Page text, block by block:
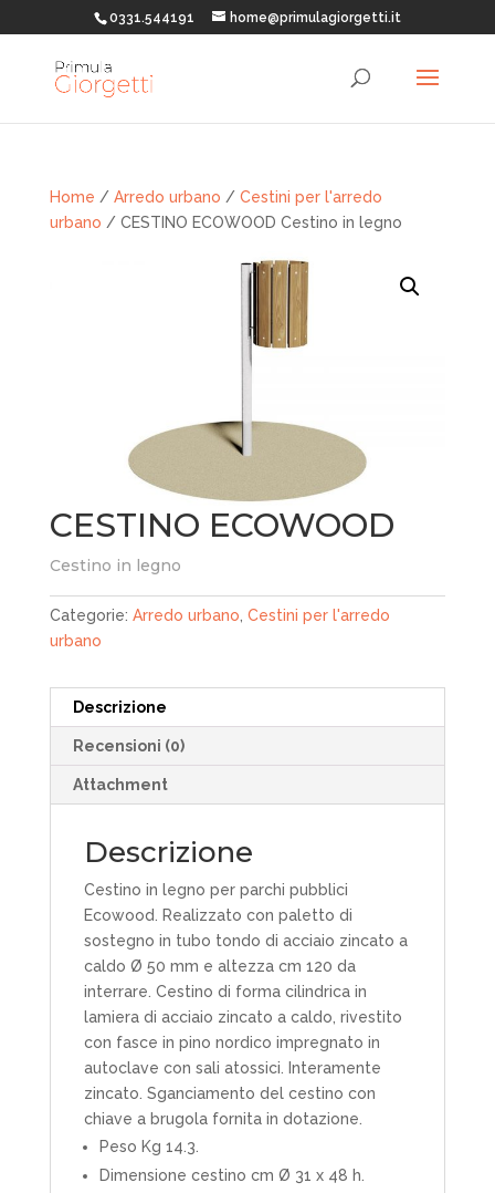
0331.544191 home@primulagiorgetti.it
Home / Arredo urbano / Cestini per l'arredo
urbano / CESTINO ECOWOOD Cestino in legno
CESTINO ECOWOOD
Cestino in legno
Categorie: Arredo urbano Cestini per l'arredo
urbano
Descrizione
Recensioni (0)
Attachment
Descrizione
Cestino in legno per parchi pubblici
Ecowood. Realizzato con paletto di
sostegno in tubo tondo di acciaio zincato a
caldo Ø 50 mm e altezza cm 120 da
interrare. Cestino di forma cilindrica in
lamiera di acciaio zincato a caldo, rivestito
con fasce in pino nordico impregnato in
autoclave con sali atossici. Interamente
zincato. Sganciamento del cestino con
chiave a brugola fornita in dotazione.
Peso Kg 14.3.
Dimensione cestino cm Ø 31 x 48 h.